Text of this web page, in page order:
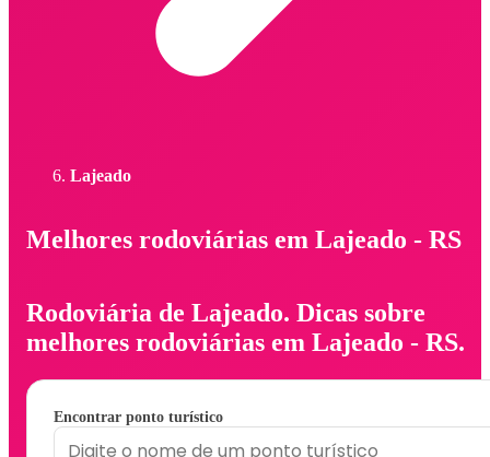
Lajeado
Melhores rodoviárias em Lajeado - RS
Rodoviária de Lajeado. Dicas sobre
melhores rodoviárias em Lajeado - RS.
Encontrar ponto turístico